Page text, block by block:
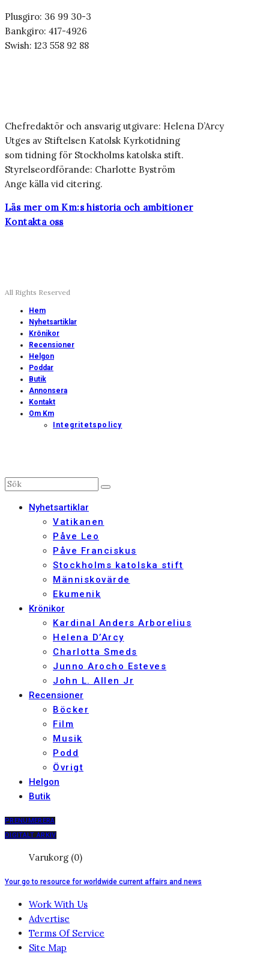
Plusgiro: 36 99 30-3
Bankgiro: 417-4926
Swish: 123 558 92 88
Chefredaktör och ansvarig utgivare: Helena D’Arcy
Utges av Stiftelsen Katolsk Kyrkotidning
som tidning för Stockholms katolska stift.
Styrelseordförande: Charlotte Byström
Ange källa vid citering.
Läs mer om Km:s historia och ambitioner
Kontakta oss
All Rights Reserved
Hem
Nyhetsartiklar
Krönikor
Recensioner
Helgon
Poddar
Butik
Annonsera
Kontakt
Om Km
Integritetspolicy
Nyhetsartiklar
Vatikanen
Påve Leo
Påve Franciskus
Stockholms katolska stift
Människovärde
Ekumenik
Krönikor
Kardinal Anders Arborelius
Helena D’Arcy
Charlotta Smeds
Junno Arocho Esteves
John L. Allen Jr
Recensioner
Böcker
Film
Musik
Podd
Övrigt
Helgon
Butik
PRENUMERERA
DIGITALT ARKIV
Varukorg (0)
Your go to resource for worldwide current affairs and news
Work With Us
Advertise
Terms Of Service
Site Map